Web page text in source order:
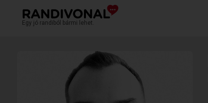
Egy jó randiból bármi lehet.